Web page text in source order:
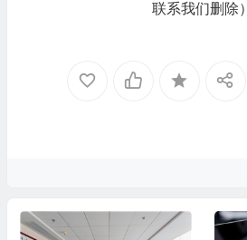
联系我们删除）